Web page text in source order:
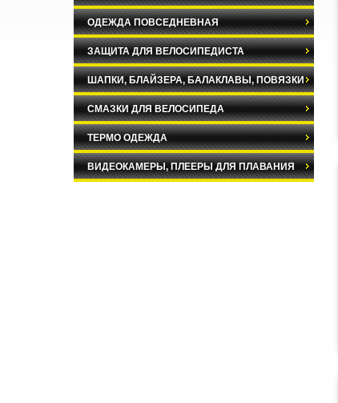
ОДЕЖДА ПОВСЕДНЕВНАЯ
ЗАЩИТА ДЛЯ ВЕЛОСИПЕДИСТА
ШАПКИ, БЛАЙЗЕРА, БАЛАКЛАВЫ, ПОВЯЗКИ
СМАЗКИ ДЛЯ ВЕЛОСИПЕДА
ТЕРМО ОДЕЖДА
ВИДЕОКАМЕРЫ, ПЛЕЕРЫ ДЛЯ ПЛАВАНИЯ